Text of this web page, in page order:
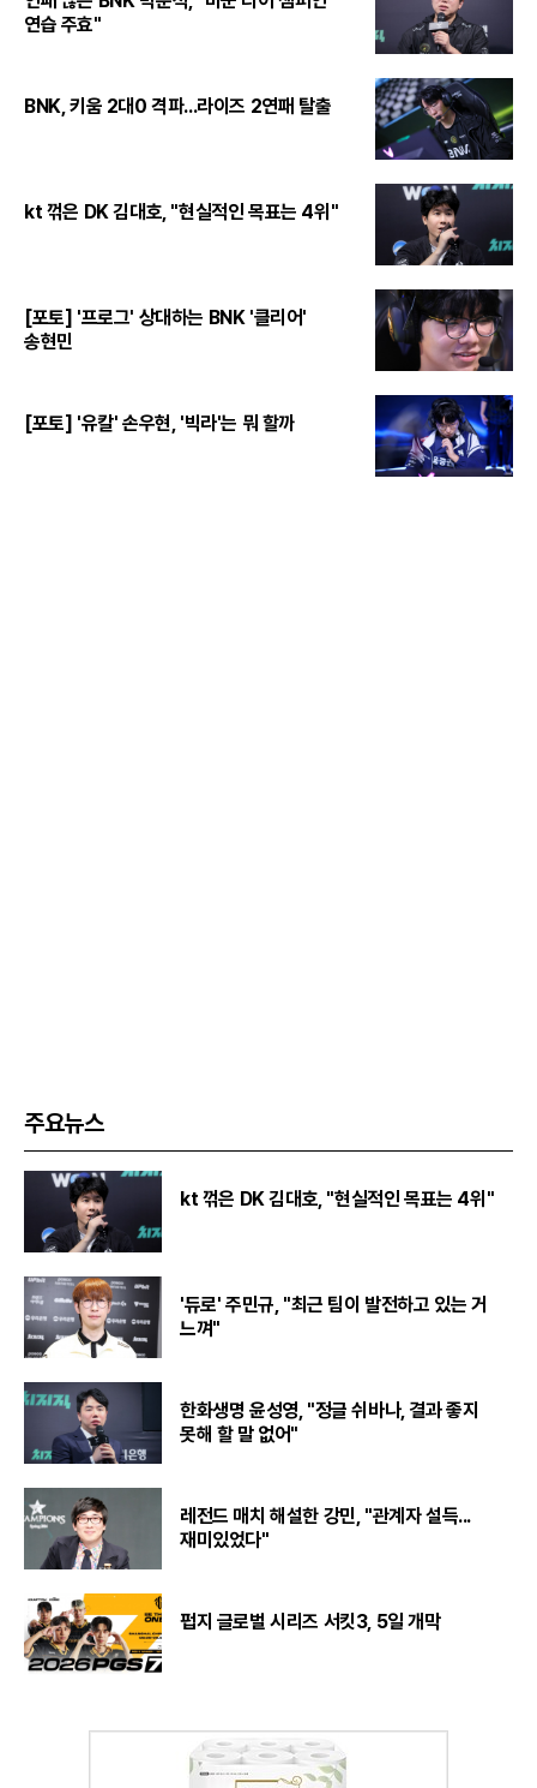
연습 주효"
BNK, 키움 2대0 격파...라이즈 2연패 탈출
kt 꺾은 DK 김대호, "현실적인 목표는 4위"
[포토] '프로그' 상대하는 BNK '클리어'
송현민
[포토] '유칼' 손우현, '빅라'는 뭐 할까
주요뉴스
kt 꺾은 DK 김대호, "현실적인 목표는 4위"
'듀로' 주민규, "최근 팀이 발전하고 있는 거
느껴"
한화생명 윤성영, "정글 쉬바나, 결과 좋지
못해 할 말 없어"
레전드 매치 해설한 강민, "관계자 설득...
재미있었다"
펍지 글로벌 시리즈 서킷3, 5일 개막